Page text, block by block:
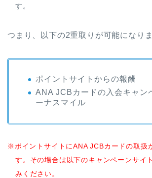
す。
つまり、以下の2重取りが可能になりま
ポイントサイトからの報酬
ANA JCBカードの入会キャン
ーナスマイル
※ポイントサイトにANA JCBカードの取扱
す。その場合は以下のキャンペーンサイ
みください。